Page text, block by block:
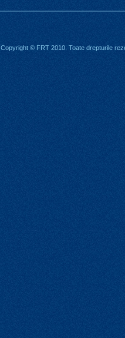
Copyright © FRT 2010. Toate drepturile